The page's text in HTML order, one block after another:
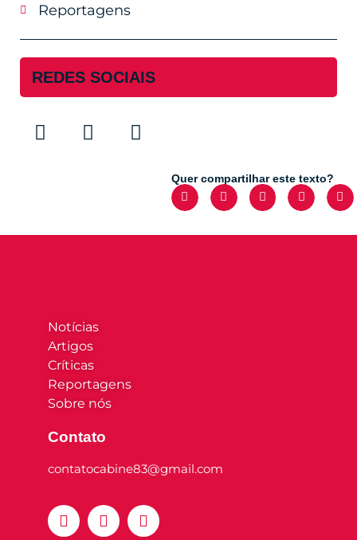
Reportagens
REDES SOCIAIS
Quer compartilhar este texto?
Notícias
Artigos
Críticas
Reportagens
Sobre nós
Contato
contatocabine83@gmail.com